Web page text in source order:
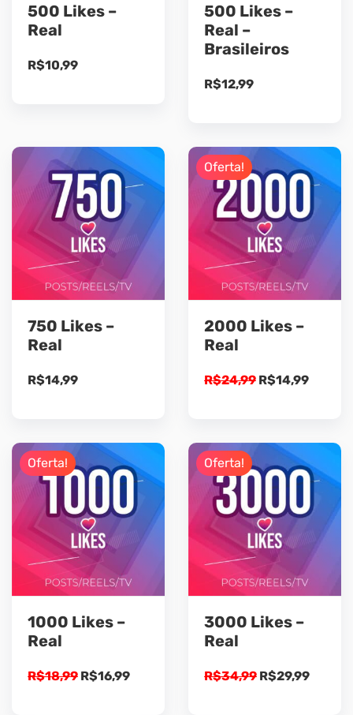
500 Likes –
Real
R$10,99
500 Likes –
Real –
Brasileiros
R$12,99
750 Likes –
Real
R$14,99
Oferta!
2000 Likes –
Real
R$24,99 O
era:
R$24,99.
R$14,99O
é:
Oferta!
1000 Likes –
Real
R$18,99 O
R$16,99O
Oferta!
3000 Likes –
Real
R$34,99 O
R$29,99O